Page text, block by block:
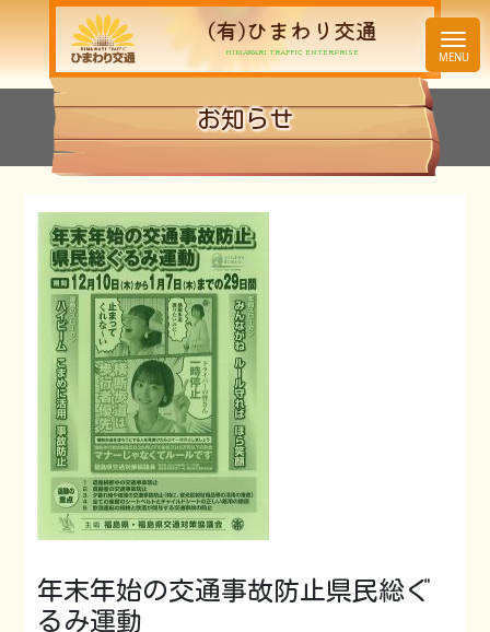
(有)ひまわり交通
お知らせ
年末年始の交通事故防止県民総ぐ
るみ運動